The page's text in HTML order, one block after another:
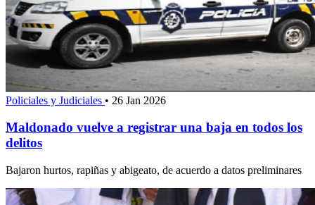
Policiales y Judiciales • 26 Jan 2026
Maldonado vuelve a registrar una baja en todos los
delitos
Bajaron hurtos, rapiñas y abigeato, de acuerdo a datos preliminares